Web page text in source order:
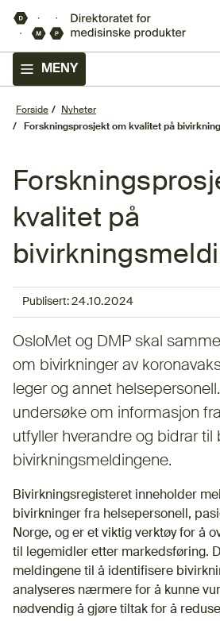
MENY
Forside
Nyheter
Forskningsprosjekt om kvalitet på
kvalitet på
Publisert: 24.10.2024
OsloMet og DMP skal
om bivirkninger av
leger og annet
undersøke om informasjon
utfyller hverandre og bidrar til
bivirkningsmeldingene.
Bivirkningsregisteret inneholder
bivirkninger fra helsepersonell,
Norge, og er et viktig verktøy for å
til legemidler etter markedsføring.
meldingene til å identifisere
analyseres nærmere for å kunne
nødvendig å gjøre tiltak for å